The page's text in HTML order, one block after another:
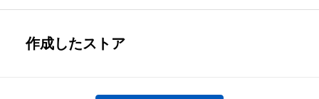
作成したストア